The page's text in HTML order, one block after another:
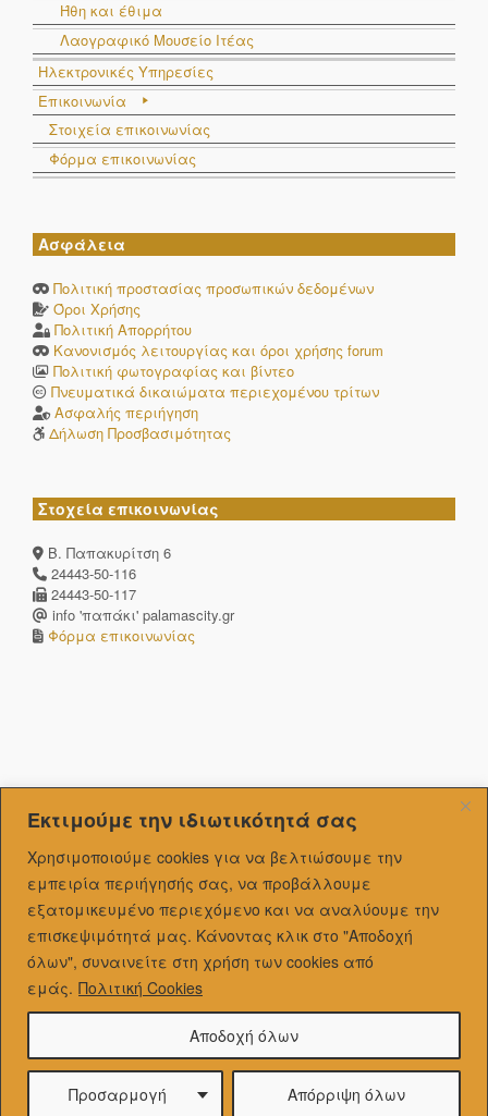
Εκτιμούμε την ιδιωτικότητά σας
Χρησιμοποιούμε cookies για να βελτιώσουμε την
εμπειρία περιήγησής σας, να προβάλλουμε
εξατομικευμένo περιεχόμενο και να αναλύουμε την
επισκεψιμότητά μας. Κάνοντας κλικ στο "Αποδοχή
όλων", συναινείτε στη χρήση των cookies από
εμάς. Πολιτική Cookies
Προσαρμογή Απόρριψη όλων
Αποδοχή όλων
Ήθη και έθιμα
Λαογραφικό Μουσείο Ιτέας
Ηλεκτρονικές Υπηρεσίες
Επικοινωνία
Στοιχεία επικοινωνίας
Φόρμα επικοινωνίας
Ασφάλεια
Πολιτική προστασίας προσωπικών δεδομένων
Όροι Χρήσης
Πολιτική Απορρήτου
Κανονισμός λειτουργίας και όροι χρήσης forum
Πολιτική φωτογραφίας και βίντεο
Πνευματικά δικαιώματα περιεχομένου τρίτων
Ασφαλής περιήγηση
Δήλωση Προσβασιμότητας
Στοχεία επικοινωνίας
Β. Παπακυρίτση 6
24443-50-116
24443-50-117
info 'παπάκι' palamascity.gr
Φόρμα επικοινωνίας
Theme by SiteOrigin